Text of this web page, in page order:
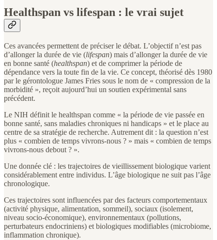
Healthspan vs lifespan : le vrai sujet
Ces avancées permettent de préciser le débat. L’objectif n’est pas
d’allonger la durée de vie (lifespan) mais d’allonger la durée de vie
en bonne santé (healthspan) et de comprimer la période de
dépendance vers la toute fin de la vie. Ce concept, théorisé dès 1980
par le gérontologue James Fries sous le nom de « compression de la
morbidité », reçoit aujourd’hui un soutien expérimental sans
précédent.
Le NIH définit le healthspan comme « la période de vie passée en
bonne santé, sans maladies chroniques ni handicaps » et le place au
centre de sa stratégie de recherche. Autrement dit : la question n’est
plus « combien de temps vivrons-nous ? » mais « combien de temps
vivrons-nous debout ? ».
Une donnée clé : les trajectoires de vieillissement biologique varient
considérablement entre individus. L’âge biologique ne suit pas l’âge
chronologique.
Ces trajectoires sont influencées par des facteurs comportementaux
(activité physique, alimentation, sommeil), sociaux (isolement,
niveau socio-économique), environnementaux (pollutions,
perturbateurs endocriniens) et biologiques modifiables (microbiome,
inflammation chronique).